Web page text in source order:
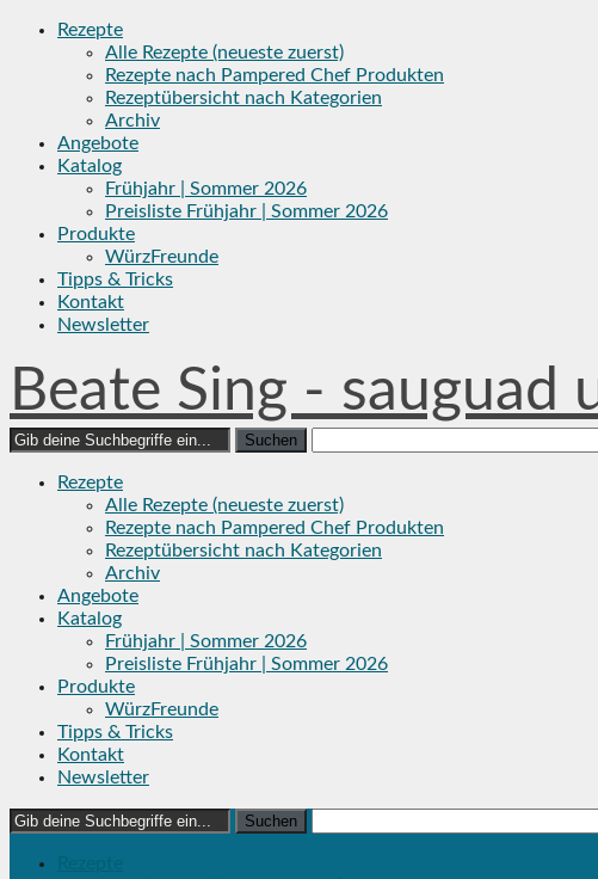
Skip
Rezepte
Alle Rezepte (neueste zuerst)
Rezepte nach Pampered Chef Produkten
Rezeptübersicht nach Kategorien
Archiv
Angebote
Katalog
Frühjahr | Sommer 2026
Preisliste Frühjahr | Sommer 2026
Produkte
WürzFreunde
Tipps & Tricks
Kontakt
Newsletter
Beate Sing - sauguad
Search
Rezepte
Alle Rezepte (neueste zuerst)
Rezepte nach Pampered Chef Produkten
Rezeptübersicht nach Kategorien
Archiv
Angebote
Katalog
Frühjahr | Sommer 2026
Preisliste Frühjahr | Sommer 2026
Produkte
WürzFreunde
Tipps & Tricks
Kontakt
Newsletter
Search